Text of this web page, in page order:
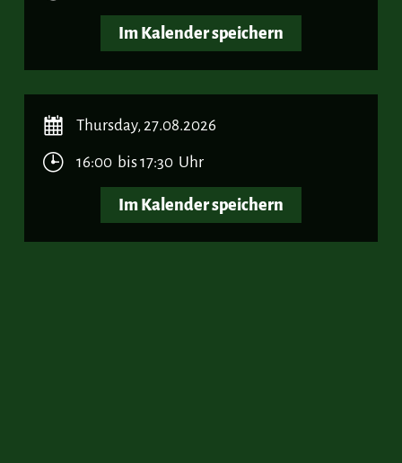
Im Kalender speichern
Thursday, 27.08.2026
16:00 bis 17:30 Uhr
Im Kalender speichern